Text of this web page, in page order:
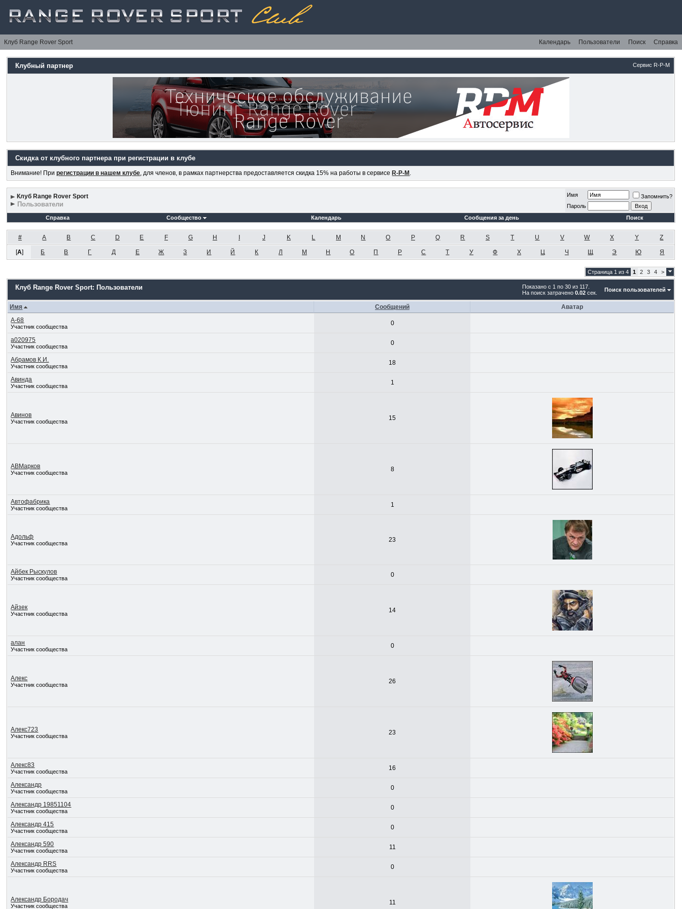
Клуб Range Rover Sport Календарь Пользователи Поиск Справка
Сервис R-P-M
Клубный партнер
Скидка от клубного партнера при регистрации в клубе
Внимание! Прирегистрации в нашем клубе, для членов, в рамках партнерства предоставляется скидка 15% на работы в сервисе R-P-M .
Клуб Range Rover Sport
Пользователи
Имя
Запомнить?
Пароль
Справка
Сообщество Календарь Сообщения за день Поиск
# A B C D E F G H J K L M N O P Q R S T U V W X Y Z
[А] Б В Г Д Е Ж З И Й К Л М Н О П Р С Т У Ф Х Ц Ч Щ Э Ю Я
Страница 1 из 4 1 2 3 4 >
Показано с 1 по 30 из 117.
На поиск затрачено0.02 сек.
Клуб Range Rover Sport: Пользователи Поиск пользователей
Имя Сообщений
Аватар
А-68
Участник сообщества 0
а020975
Участник сообщества 0
Абрамов К.И.
Участник сообщества 18
Авинда
Участник сообщества 1
Авинов
Участник сообщества 15
АВМарков
Участник сообщества 8
Автофабрика
Участник сообщества 1
Адольф
Участник сообщества 23
Айбек Рыскулов
Участник сообщества 0
Айзек
Участник сообщества 14
алан
Участник сообщества 0
Алекс
Участник сообщества 26
Алекс723
Участник сообщества 23
Алекс83
Участник сообщества 16
Александр
Участник сообщества 0
Александр 19851104
Участник сообщества 0
Александр 415
Участник сообщества 0
Александр 590
Участник сообщества 11
Александр RRS
Участник сообщества 0
Александр Бородач
Участник сообщества 11